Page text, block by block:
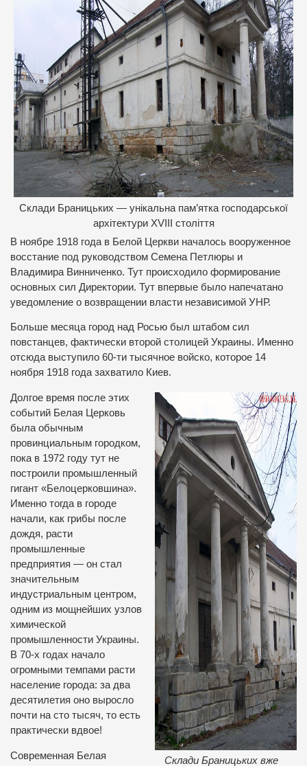
Склади Браницьких — унікальна пам’ятка господарської
архітектури ХVIII століття
В ноябре 1918 года в Белой Церкви началось вооруженное
восстание под руководством Семена Петлюры и
Владимира Винниченко. Тут происходило формирование
основных сил Директории. Тут впервые было напечатано
уведомление о возвращении власти независимой УНР.
Больше месяца город над Росью был штабом сил
повстанцев, фактически второй столицей Украины. Именно
отсюда выступило 60-ти тысячное войско, которое 14
ноября 1918 года захватило Киев.
Склади Браницьких вже
Долгое время после этих
событий Белая Церковь
была обычным
провинциальным городком,
пока в 1972 году тут не
построили промышленный
гигант «Белоцерковшина».
Именно тогда в городе
начали, как грибы после
дождя, расти
промышленные
предприятия — он стал
значительным
индустриальным центром,
одним из мощнейших узлов
химической
промышленности Украины.
В 70-х годах начало
огромными темпами расти
население города: за два
десятилетия оно выросло
почти на сто тысяч, то есть
практически вдвое!
Современная Белая